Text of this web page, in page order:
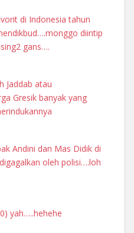
di Indonesia tahun
diintip
gans….
Jaddab atau
Gresik banyak yang
Andini dan Mas Didik di
oleh polisi….loh
yah…..hehehe